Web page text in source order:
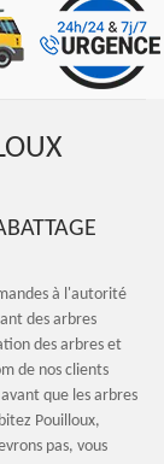
à l'autorité
des arbres
des arbres et
de nos clients
que les arbres
Pouilloux,
pas, vous